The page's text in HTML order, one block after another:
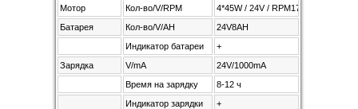
Мотор Кол-во/V/RPM
4*45W / 24V / RPM17000
Батарея
Кол-во/V/AH
24V8AH
Индикатор батареи
+
Зарядка
V/mA
24V/1000mA
Время на зарядку
8-12 ч
Индикатор зарядки
+